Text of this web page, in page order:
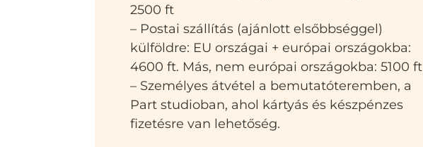
2500 ft
– Postai szállítás (ajánlott elsőbbséggel)
külföldre: EU országai + európai országokba:
4600 ft. Más, nem európai országokba: 5100 ft
– Személyes átvétel a bemutatóteremben, a
Part studioban, ahol kártyás és készpénzes
fizetésre van lehetőség.